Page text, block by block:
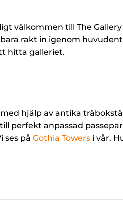
välkommen till The
rakt in igenom
hitta galleriet.
hjälp av antika
perfekt anpassad
ses påGothia Towers i vår.